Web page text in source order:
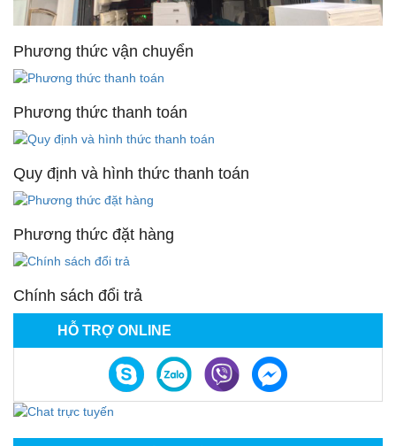
HỖ TRỢ ONLINE
Phương thức vận chuyển
Phương thức thanh toán
Quy định và hình thức thanh toán
Phương thức đặt hàng
Chính sách đổi trả